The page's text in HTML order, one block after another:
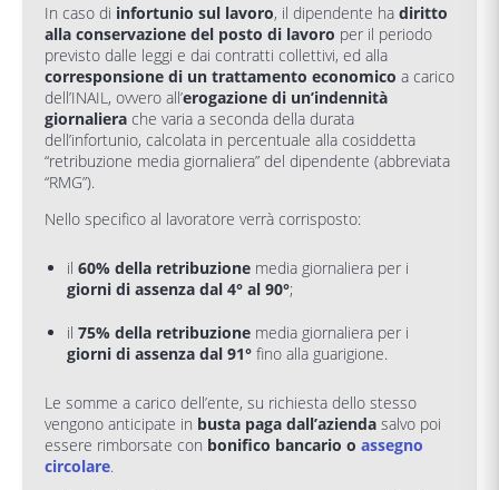
In caso di infortunio sul lavoro, il dipendente ha diritto
alla conservazione del posto di lavoro per il periodo
previsto dalle leggi e dai contratti collettivi, ed alla
corresponsione di un trattamento economico a carico
dell’INAIL, ovvero all’erogazione di un’indennità
giornaliera che varia a seconda della durata
dell’infortunio, calcolata in percentuale alla cosiddetta
“retribuzione media giornaliera” del dipendente (abbreviata
“RMG”).
Nello specifico al lavoratore verrà corrisposto:
il 60% della retribuzione media giornaliera per i
giorni di assenza dal 4° al 90°;
il 75% della retribuzione media giornaliera per i
giorni di assenza dal 91° fino alla guarigione.
Le somme a carico dell’ente, su richiesta dello stesso
vengono anticipate in busta paga dall’azienda salvo poi
essere rimborsate con bonifico bancario o assegno
circolare.